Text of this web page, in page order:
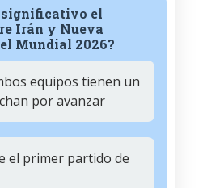
significativo el
Irán y Nueva
Mundial 2026?
equipos tienen un
por avanzar
el primer partido de